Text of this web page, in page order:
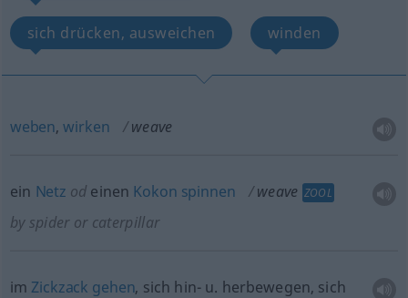
sich drücken, ausweichen winden
weben,wirken weave
ein Netz od einen Kokon spinnen weave ZOOL
by spider or caterpillar
im Zickzack gehen, sich hin- u. herbewegen, sich